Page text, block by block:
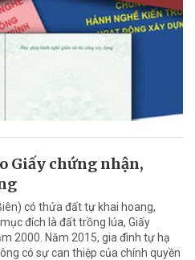
Giấy chứng nhận,
có thửa đất tự khai hoang,
đích là đất trồng lúa, Giấy
2000. Năm 2015, gia đình tự hạ
có sự can thiệp của chính quyền